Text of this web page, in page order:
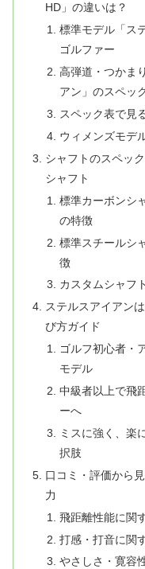
HD」の違いは？
標準モデル「ス
ゴルファー
高弾道・つかま
アン」のスペッ
スペック表で見
ウィメンズモデ
シャフトのスペッ
シャフト
標準カーボンシ
の特徴
標準スチールシ
徴
カスタムシャフ
ステルスアイアン
び方ガイド
ゴルフ初心者・
モデル
中級者以上で飛
ーへ
ミスに強く、楽
択肢
口コミ・評価から
力
飛距離性能に関
打感・打音に関
やさしさ・寛容